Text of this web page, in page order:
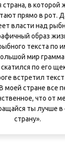
страна, в
прямо в рот.
власти над
образ
текста по
мир
по его
встретил
моей стране все
что от
ты лучше